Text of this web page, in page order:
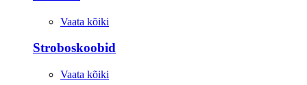
Vaata kõiki
Stroboskoobid
Vaata kõiki